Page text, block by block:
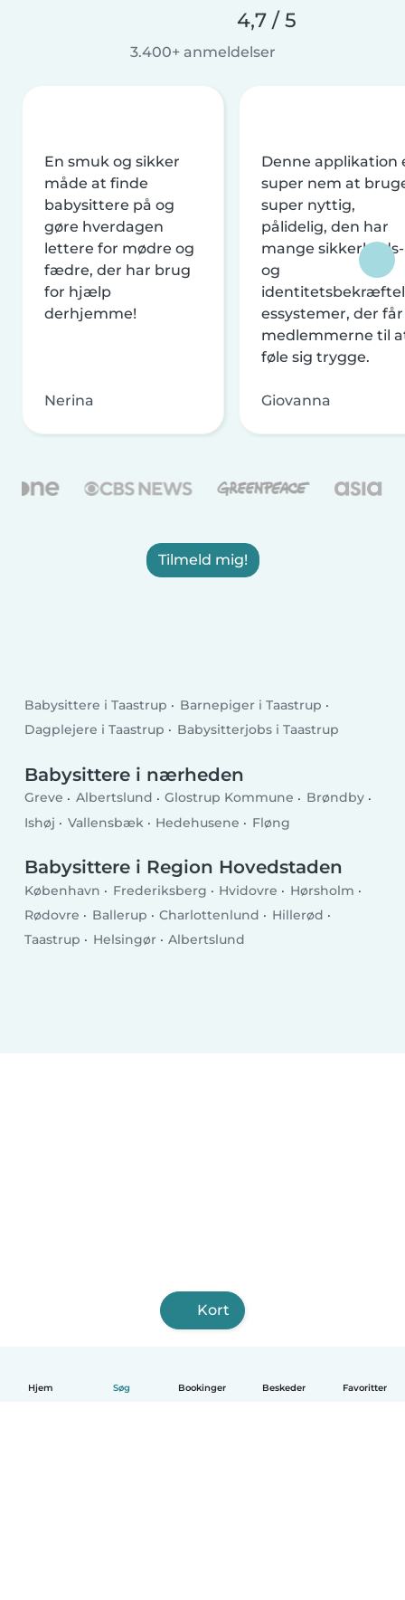
Hjem Søg Bookinger Beskeder Favoritter
4,7 / 5
3.400+ anmeldelser
En smuk og sikker
måde at finde
babysittere på og
gøre hverdagen
lettere for mødre og
fædre, der har brug
for hjælp
derhjemme!
Nerina
Denne applikation
super nem at
super nyttig,
pålidelig, den har
mange sikkerheds-
og
essystemer, der får
medlemmerne til
føle sig trygge.
Giovanna
Tilmeld mig!
Babysittere i Taastrup
Barnepiger i Taastrup
Dagplejere i Taastrup
Babysitterjobs i Taastrup
Babysittere i nærheden
Greve Albertslund Glostrup Kommune
Brøndby
Ishøj
Vallensbæk Hedehusene Fløng
Babysittere i Region Hovedstaden
København Frederiksberg Hvidovre
Hørsholm
Rødovre
Ballerup Charlottenlund
Hillerød
Taastrup
Helsingør Albertslund
Kort